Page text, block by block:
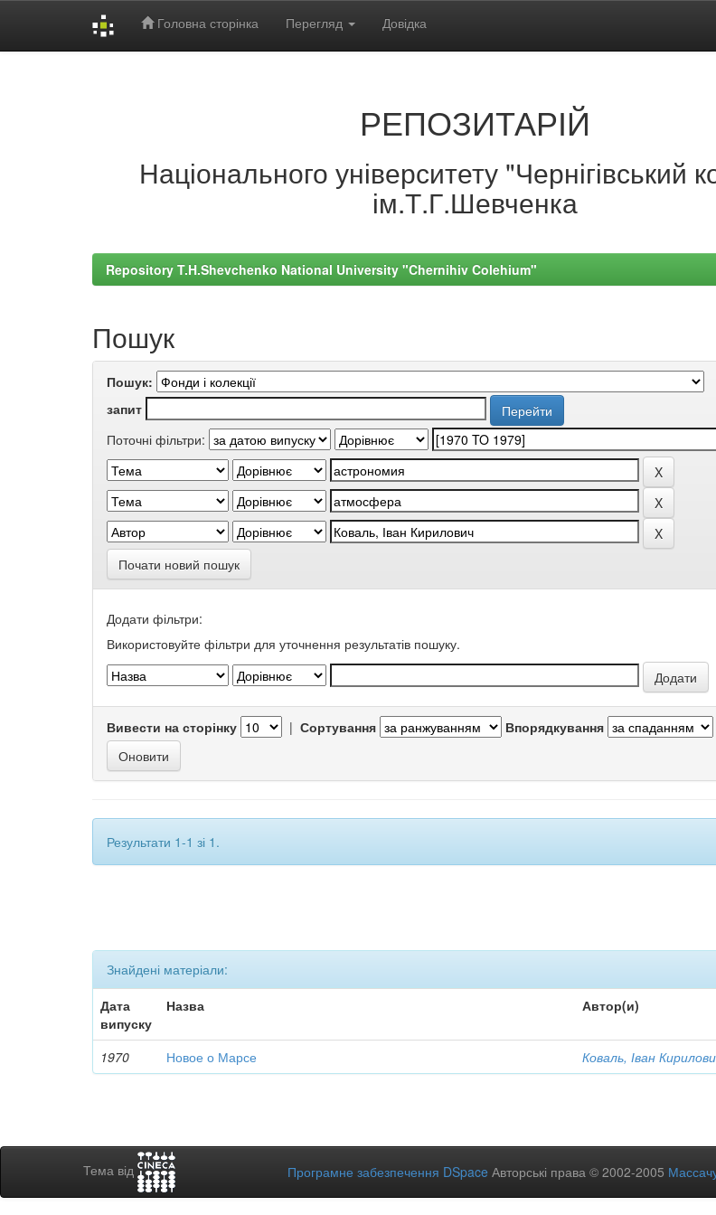
Головна сторінка Перегляд Довідка
РЕПОЗИТАРІЙ
Національного університету "Чернігівський
ім.Т.Г.Шевченка
Repository T.H.Shevchenko National University "Chernihiv Colehium"
Пошук
Пошук:
запит
Поточні фільтри:
Почати новий пошук
Додати фільтри:
Використовуйте фільтри для уточнення результатів пошуку.
Вивести на сторінку | Сортування Впорядкування
Результати 1-1 зі 1.
Знайдені матеріали:
Дата
випуску
Назва Автор(и)
1970 Новое о Марсе Коваль, Іван
Тема від Програмне забезпечення DSpace Авторські права © 2002-2005